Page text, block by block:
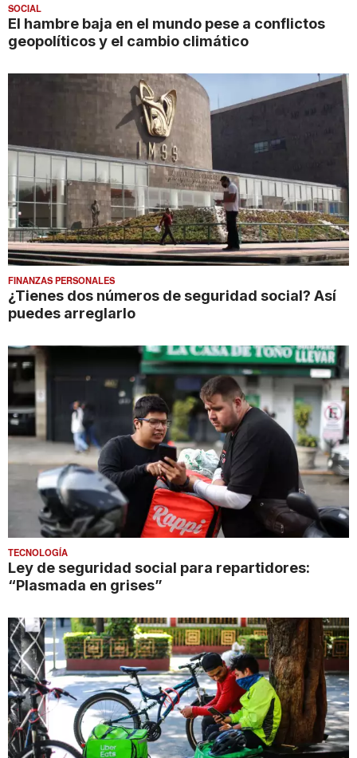
SOCIAL
El hambre baja en el mundo pese a conflictos
geopolíticos y el cambio climático
FINANZAS PERSONALES
¿Tienes dos números de seguridad social? Así
puedes arreglarlo
TECNOLOGÍA
Ley de seguridad social para repartidores:
“Plasmada en grises”